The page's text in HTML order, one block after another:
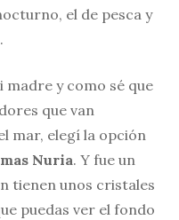
el de pesca y
madre y como sé que
que van
mar, elegí la opción
Nuria. Y fue un
tienen unos cristales
puedas ver el fondo